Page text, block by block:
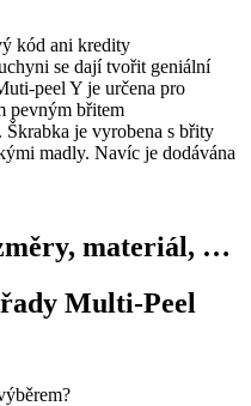
kód ani kredity
se dají tvořit geniální
peel Y je určena pro
pevným břitem
Škrabka je vyrobena s břity
madly. Navíc je dodávána
materiál, …
Multi-Peel